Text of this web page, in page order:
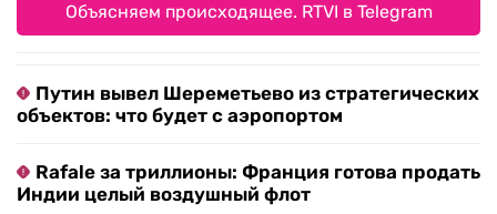
Объясняем происходящее. RTVI в Telegram
Путин вывел Шереметьево из стратегических
объектов: что будет с аэропортом
Rafale за триллионы: Франция готова продать
Индии целый воздушный флот